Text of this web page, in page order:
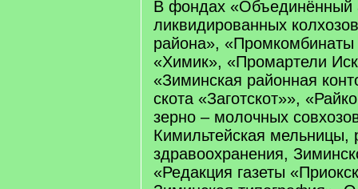
В фондах «Объединённый
ликвидированных
района»,
«Химик», «Промартели
«Зиминская районная
скота «Заготскот»»,
зерно – молочных
Кимильтейская мельницы,
здравоохранения,
«Редакция газеты